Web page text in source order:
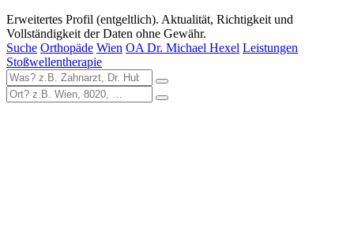
Erweitertes Profil (entgeltlich). Aktualität, Richtigkeit und
Vollständigkeit der Daten ohne Gewähr.
Suche Orthopäde Wien OA Dr. Michael Hexel Leistungen
Stoßwellentherapie